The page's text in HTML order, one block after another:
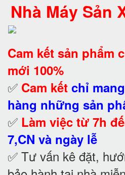
Nhà Máy Sản
Cam kết sản phẩm
mới 100%
✅ Cam kết chỉ
hàng những sản
✅ Làm việc từ 7h
7,CN và ngày lễ
✅ Tư vấn kê đặt,